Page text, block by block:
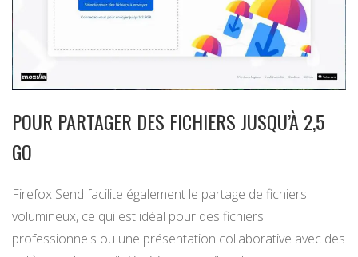
POUR PARTAGER DES FICHIERS JUSQU’À 2,5
GO
Firefox Send facilite également le partage de fichiers
volumineux, ce qui est idéal pour des fichiers
professionnels ou une présentation collaborative avec des